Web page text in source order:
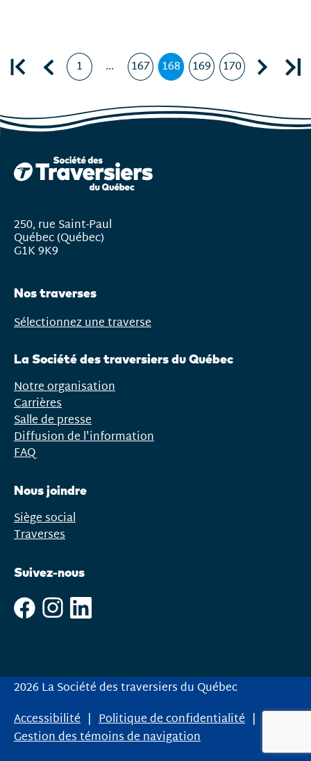
Première page Page précédente, page Page
1 … Page
167 Page
168
,
page
Page
169 Page
170 Page suivante, page 169 Dernière page, page 170
250, rue Saint-Paul
Québec (Québec)
G1K 9K9
Nos traverses
Ouvrir
menu
Sélectionnez une traverse
La Société des traversiers du Québec
Notre organisation
Carrières
Salle de presse
Diffusion de l'information
FAQ
Nous joindre
Siège social
Traverses
Suivez-nous
2026 La Société des traversiers du Québec
Accessibilité
Politique de confidentialité
Gestion des témoins de navigation